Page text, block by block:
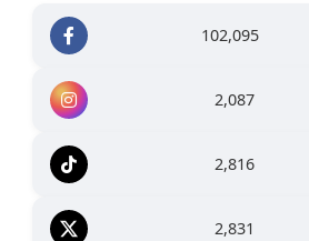
102,095
2,087
2,816
2,831